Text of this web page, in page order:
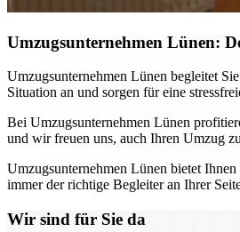
Umzugsunternehmen Lünen:
Umzugsunternehmen Lünen begleitet
Situation an und sorgen für eine
Bei Umzugsunternehmen Lünen
und wir freuen uns, auch Ihren Umzug
Umzugsunternehmen Lünen bietet
immer der richtige Begleiter an Ihrer
Wir sind für Sie da